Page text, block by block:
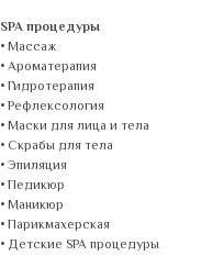
SPA процедуры
• Массаж
• Ароматерапия
• Гидротерапия
• Рефлексология
• Маски для лица и тела
• Скрабы для тела
• Эпиляция
• Педикюр
• Маникюр
• Парикмахерская
• Детские SPA процедуры